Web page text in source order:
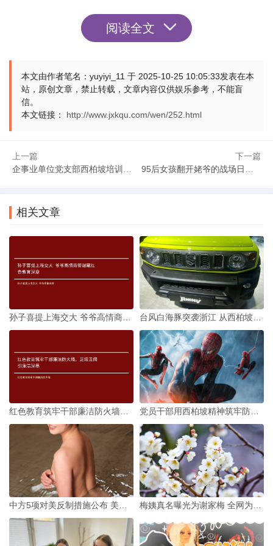
阅读全文
本文由作者笔名：yuyiyi_11 于 2025-10-25 10:05:33发表在本
站，原创文章，禁止转载，文章内容仅供娱乐参考，不能盲
信。
本文链接： http://www.jxkqu.com/wen/252.html
上一篇
企事业单位党支部西柏坡培训 党建业务深度衔接新解
下一篇
95后女孩翻开姥爷的战场日记泪崩：那些被岁月尘封的英勇往事
相关文章